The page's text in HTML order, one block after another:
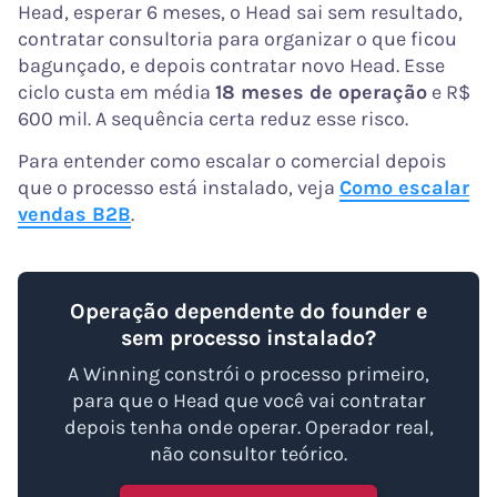
Head, esperar 6 meses, o Head sai sem resultado,
contratar consultoria para organizar o que ficou
bagunçado, e depois contratar novo Head. Esse
ciclo custa em média 18 meses de operação e R$
600 mil. A sequência certa reduz esse risco.
Para entender como escalar o comercial depois
que o processo está instalado, veja Como escalar
vendas B2B.
Operação dependente do founder e
sem processo instalado?
A Winning constrói o processo primeiro,
para que o Head que você vai contratar
depois tenha onde operar. Operador real,
não consultor teórico.